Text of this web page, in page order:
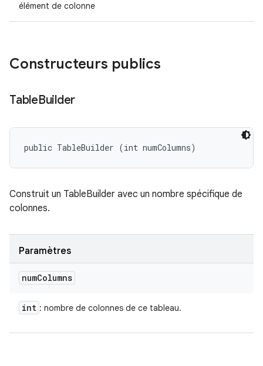
élément de colonne
Constructeurs publics
TableBuilder
public TableBuilder (int numColumns)
Construit un TableBuilder avec un nombre spécifique de
colonnes.
Paramètres
numColumns
int : nombre de colonnes de ce tableau.